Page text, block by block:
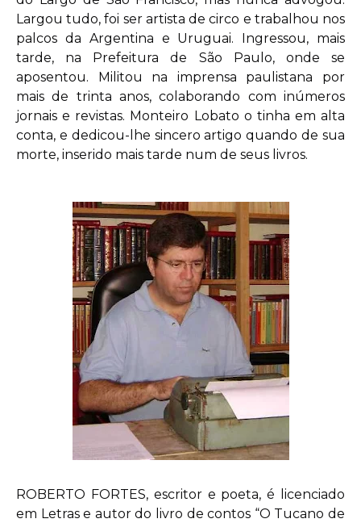
Largou tudo, foi ser artista de circo e trabalhou nos
palcos da Argentina e Uruguai. Ingressou, mais
tarde, na Prefeitura de São Paulo, onde se
aposentou. Militou na imprensa paulistana por
mais de trinta anos, colaborando com inúmeros
jornais e revistas. Monteiro Lobato o tinha em alta
conta, e dedicou-lhe sincero artigo quando de sua
morte, inserido mais tarde num de seus livros.
ROBERTO FORTES, escritor e poeta, é licenciado
em Letras e autor do livro de contos “O Tucano de